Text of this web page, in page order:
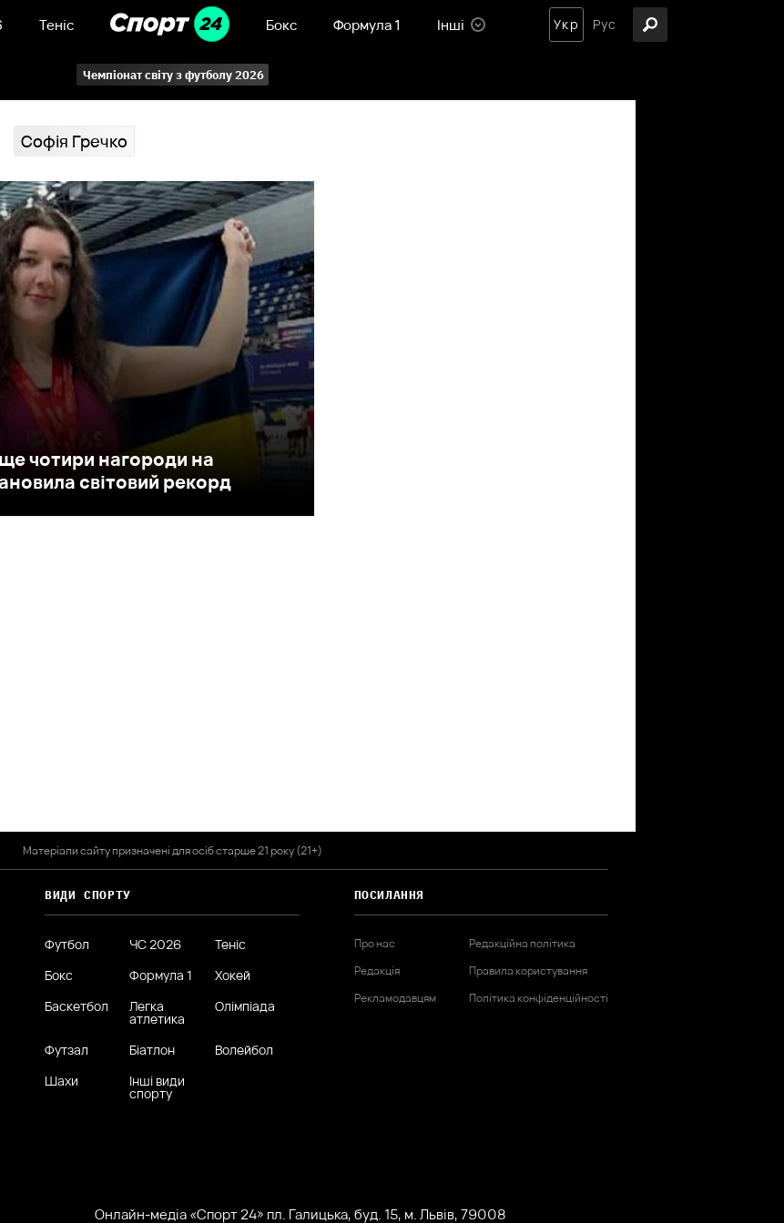
Теніс Бокс Формула 1 Інші Укр Рус
Чемпіонат світу з футболу 2026
Софія Гречко
чотири нагороди на
світовий рекорд
Матеріали сайту призначені для осіб старше 21 року (21+)
ВИДИ СПОРТУ
Футбол ЧС 2026
Теніс
Бокс
Формула 1
Хокей
Баскетбол
Легка
атлетика
Олімпіада
Футзал Біатлон
Волейбол
Шахи
Інші види
спорту
ПОСИЛАННЯ
Про нас
Редакція
Рекламодавцям
Редакційна політика
Правила користування
Політика конфіденційності
Онлайн-медіа «Спорт 24» пл. Галицька, буд. 15, м. Львів, 79008